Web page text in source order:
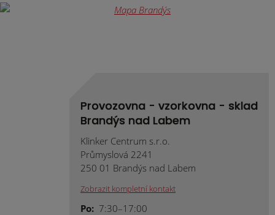
Provozovna - vzorkovna - sklad
Brandýs nad Labem
Klinker Centrum s.r.o.
Průmyslová 2241
250 01 Brandýs nad Labem
Zobrazit kompletní kontakt
Po: 7:30–17:00